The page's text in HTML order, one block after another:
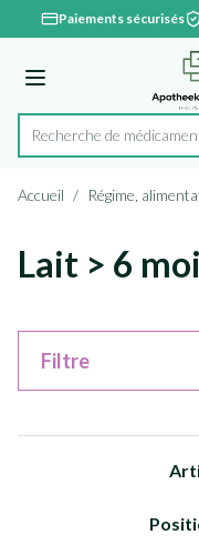
Aller au contenu
1 de 1
Paiements sécurisés
Menu
Rechercher
Recherche de médicamen
Accueil / Régime,
Lait > 6
Filtre
Trier